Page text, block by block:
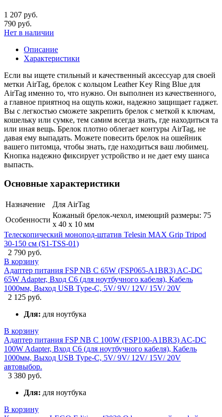
1 207 руб.
790 руб.
Нет в наличии
Описание
Характеристики
Если вы ищете стильный и качественный аксессуар для своей
метки AirTag, брелок с кольцом Leather Key Ring Blue для
AirTag именно то, что нужно. Он выполнен из качественного,
а главное приятноq на ощупь кожи, надежно защищает гаджет.
Вы с легкостью сможете закрепить брелок с меткой к ключам,
кошельку или сумке, тем самим всегда знать, где находиться та
или иная вещь. Брелок плотно облегает контуры AirTag, не
давая ему выпадать. Можете повесить брелок на ошейник
вашего питомца, чтобы знать, где находиться ваш любимец.
Кнопка надежно фиксирует устройство и не дает ему шанса
выпасть.
Основные характеристики
Назначение
Для AirTag
Особенности
Кожаный брелок-чехол, имеющий размеры: 75
x 40 x 10 мм
Телескопический монопод-штатив Telesin MAX Grip Tripod
30-150 см (S1-TSS-01)
2 790 руб.
В корзину
Адаптер питания FSP NB C 65W (FSP065-A1BR3) AC-DC
65W Adapter, Вход C6 (для ноутбучного кабеля), Кабель
1000мм, Выход USB Type-C, 5V/ 9V/ 12V/ 15V/ 20V
2 125 руб.
Для: для ноутбука
В корзину
Адаптер питания FSP NB C 100W (FSP100-A1BR3) AC-DC
100W Adapter, Вход C6 (для ноутбучного кабеля), Кабель
1000мм, Выход USB Type-C, 5V/ 9V/ 12V/ 15V/ 20V
автовыбор.
3 380 руб.
Для: для ноутбука
В корзину